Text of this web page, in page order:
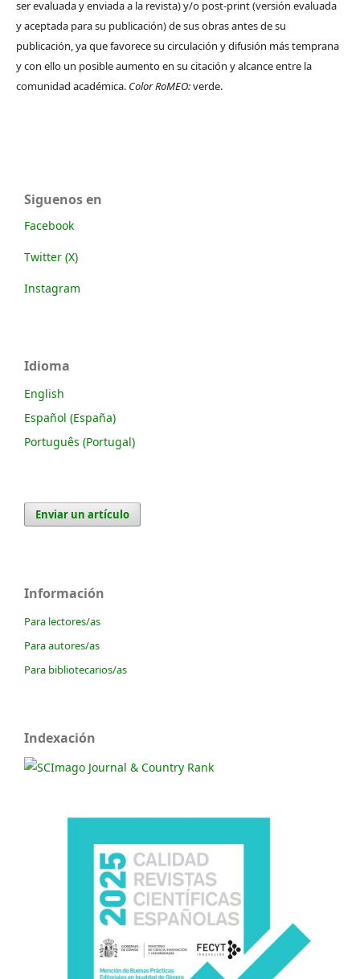
ser evaluada y enviada a la revista) y/o post-print (versión evaluada
y aceptada para su publicación) de sus obras antes de su
publicación, ya que favorece su circulación y difusión más temprana
y con ello un posible aumento en su citación y alcance entre la
comunidad académica. Color RoMEO:verde.
Siguenos en
Facebook
Twitter (X)
Instagram
Idioma
English
Español (España)
Português (Portugal)
Enviar un artículo
Información
Para lectores/as
Para autores/as
Para bibliotecarios/as
Indexación